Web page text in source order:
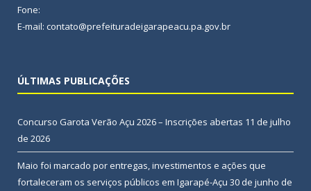
Fone:
E-mail: contato@prefeituradeigarapeacu.pa.gov.br
ÚLTIMAS PUBLICAÇÕES
Concurso Garota Verão Açu 2026 – Inscrições abertas 11 de julho
de 2026
Maio foi marcado por entregas, investimentos e ações que
fortaleceram os serviços públicos em Igarapé-Açu 30 de junho de